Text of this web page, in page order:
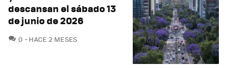
descansan el sábado 13
de junio de 2026
0 COMENTARIOS
HACE 2 MESES